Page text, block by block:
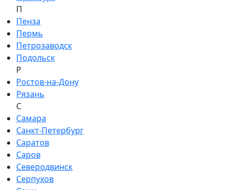
П
Пенза
Пермь
Петрозаводск
Подольск
Р
Ростов-на-Дону
Рязань
С
Самара
Санкт-Петербург
Саратов
Саров
Северодвинск
Серпухов